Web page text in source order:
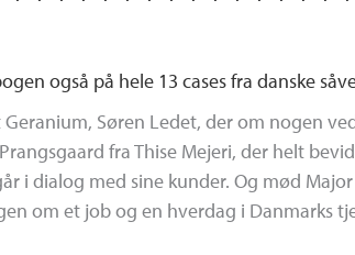
også på hele 13 cases fra danske
Søren Ledet, der om nogen
fra Thise Mejeri, der helt
dialog med sine kunder. Og mød Major
om et job og en hverdag i Danmarks